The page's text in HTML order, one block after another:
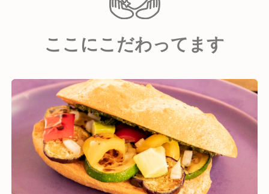
またスタッフそれぞれが、それぞれの役割を担いなが
ら、互いに協力し支え合って、チームとして共通の目
標を目指して進んでいます。
ここにこだわってます